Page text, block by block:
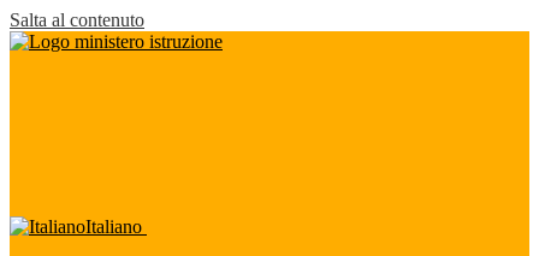
Salta al contenuto
Italiano